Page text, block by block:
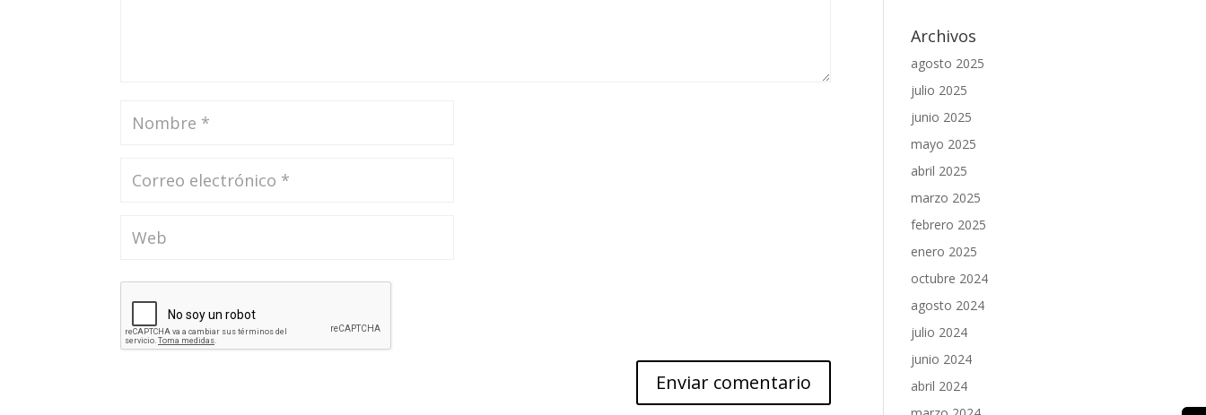
Archivos
agosto 2025
julio 2025
junio 2025
mayo 2025
abril 2025
marzo 2025
febrero 2025
enero 2025
octubre 2024
agosto 2024
julio 2024
junio 2024
abril 2024